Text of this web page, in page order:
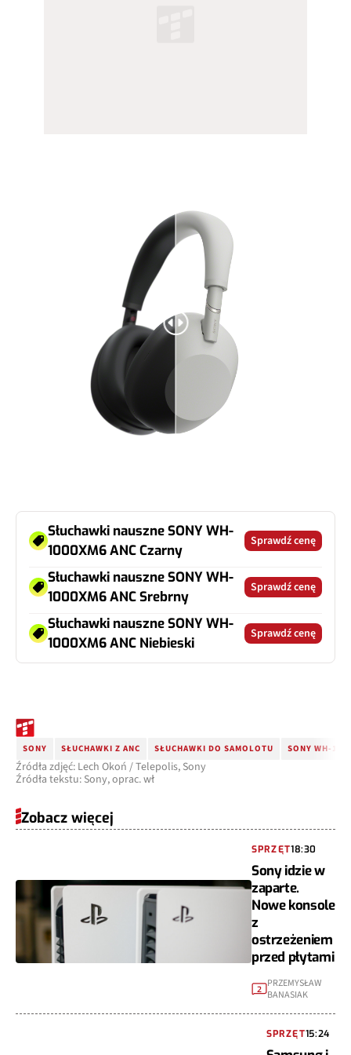
Słuchawki nauszne SONY WH-
1000XM6 ANC Czarny
Sprawdź cenę
Słuchawki nauszne SONY WH-
1000XM6 ANC Srebrny
Sprawdź cenę
Słuchawki nauszne SONY WH-
1000XM6 ANC Niebieski
Sprawdź cenę
SONY SŁUCHAWKI Z ANC SŁUCHAWKI DO SAMOLOTU SONY WH-
Źródła zdjęć: Lech Okoń / Telepolis, Sony
Źródła tekstu: Sony, oprac. wł
Zobacz więcej
SPRZĘT18:30
Sony idzie w
zaparte.
Nowe konsole
z
ostrzeżeniem
przed płytami
2 PRZEMYSŁAW
BANASIAK
SPRZĘT15:24